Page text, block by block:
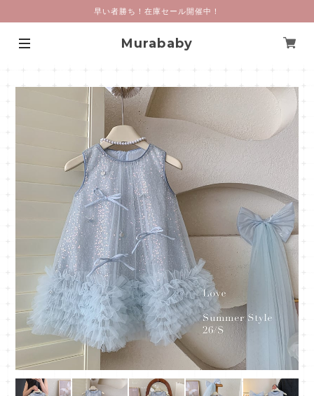
早い者勝ち！在庫セール開催中！
Murababy